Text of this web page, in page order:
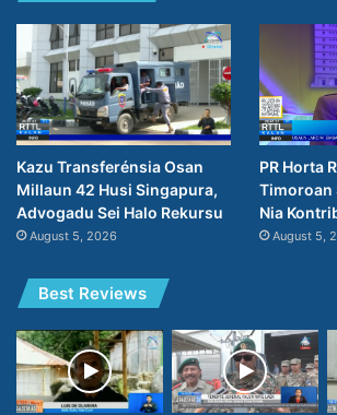
Kazu Transferénsia Osan
Millaun 42 Husi Singapura,
Advogadu Sei Halo Rekursu
August 5, 2026
PR Horta
Timoroan
Nia
August 5,
Best Reviews